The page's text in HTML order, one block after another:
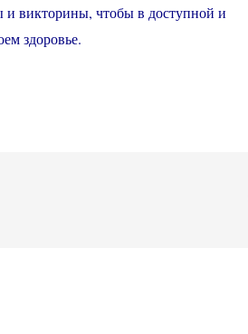
и викторины, чтобы в доступной и
здоровье.